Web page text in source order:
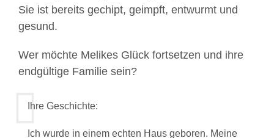
Sie ist bereits gechipt, geimpft, entwurmt und
gesund.
Wer möchte Melikes Glück fortsetzen und ihre
endgültige Familie sein?
Ihre Geschichte:
Ich wurde in einem echten Haus geboren. Meine